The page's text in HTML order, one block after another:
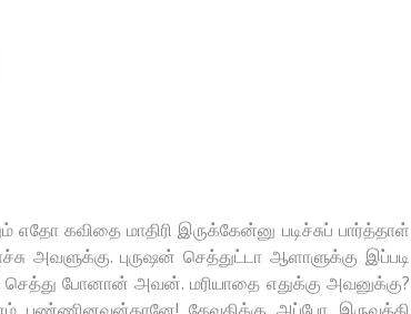
கவிதை மாதிரி இருக்கேன்னு படிச்சுப் பார்த்தாள்
அவளுக்கு. புருஷன் செத்துட்டா ஆளாளுக்கு இப்படி
போனான் அவன். மரியாதை எதுக்கு அவனுக்கு?